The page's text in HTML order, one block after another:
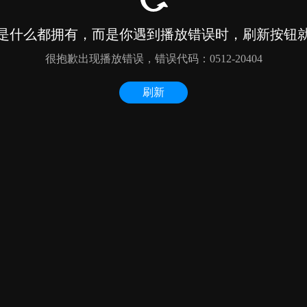
什么都拥有，而是你遇到播放错误时，刷新按钮
很抱歉出现播放错误，错误代码：0512-20404
刷新